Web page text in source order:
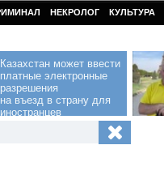
НЕКРОЛОГ КУЛЬТУРА
Казахстан может ввести
платные электронные
разрешения
на въезд в страну для
иностранцев